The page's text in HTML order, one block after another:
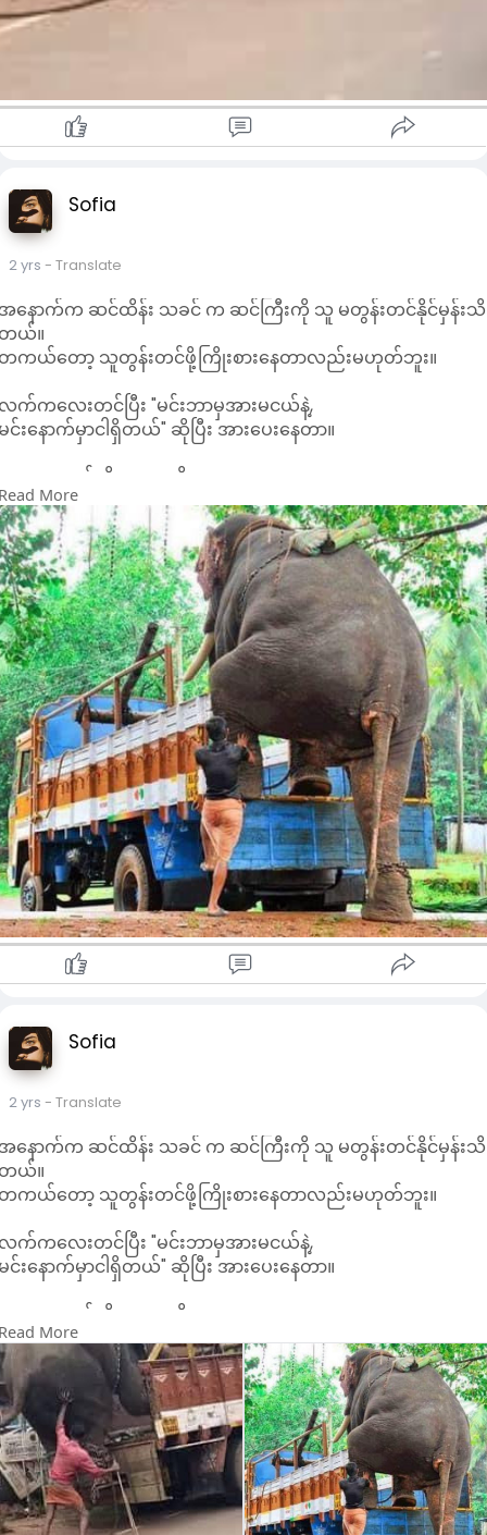
Sofia
2 yrs - Translate
နောက်က ဆင်ထိန်း သခင် က ဆင်ကြီးကို သူ မတွန်းတင်နိုင်မှန်းသိ
ယ်။
ကယ်တော့ သူတွန်းတင်ဖို့ကြိုးစားနေတာလည်းမဟုတ်ဘူး။
က်ကလေးတင်ပြီး "မင်းဘာမှအားမငယ်နဲ့,
င်းနောက်မှာငါရှိတယ်" ဆိုပြီး အားပေးနေတာ။
တယောက်ကိုအားပေးဖို့၊
နဲ့အတူရပ်တည်ဖို့က သူရင်ဆိုင်နေရတဲ့ပြဿနာကိုဖြေရှင်းနိုင်စွမ်း
မှရယ် မဟုတ်ဘူး
မင်းနဲ့အတူ ငါရှိတယ်"
တဲ့ခံစားချက်လေးဖန်တီးပေးနိုင်ရင်ပဲ
လောက်ပါပြီ။
More
Sofia
2 yrs - Translate
နောက်က ဆင်ထိန်း သခင် က ဆင်ကြီးကို သူ မတွန်းတင်နိုင်မှန်းသိ
ယ်။
ကယ်တော့ သူတွန်းတင်ဖို့ကြိုးစားနေတာလည်းမဟုတ်ဘူး။
က်ကလေးတင်ပြီး "မင်းဘာမှအားမငယ်နဲ့,
င်းနောက်မှာငါရှိတယ်" ဆိုပြီး အားပေးနေတာ။
တယောက်ကိုအားပေးဖို့၊
နဲ့အတူရပ်တည်ဖို့က သူရင်ဆိုင်နေရတဲ့ပြဿနာကိုဖြေရှင်းနိုင်စွမ်း
မှရယ် မဟုတ်ဘူး
မင်းနဲ့အတူ ငါရှိတယ်"
တဲ့ခံစားချက်လေးဖန်တီးပေးနိုင်ရင်ပဲ
လောက်ပါပြီ။
More